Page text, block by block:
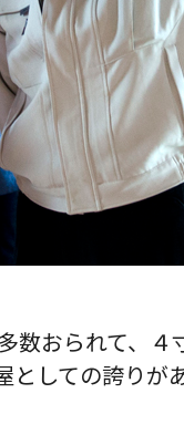
数おられて、
しての誇り